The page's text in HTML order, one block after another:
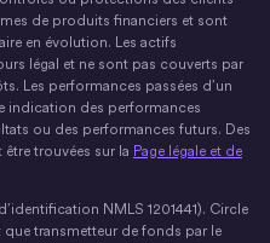
de produits financiers et sont
en évolution. Les actifs
légal et ne sont pas couverts par
Les performances passées d’un
indication des performances
ou des performances futurs. Des
trouvées sur la Page légale et de
NMLS 1201441). Circle
que transmetteur de fonds par le